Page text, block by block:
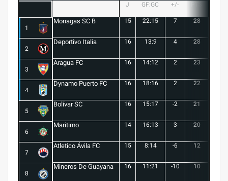
J GF:GC +/-
1
Monagas SC B 15 22:15 7 28
2
Deportivo Italia 16 13:9 4 28
3
Aragua FC 16 14:12 2 23
4
Dynamo Puerto FC 16 18:16 2 22
5
Bolívar SC 16 15:17 -2 21
6
Maritimo 14 16:13 3 20
7
Atletico Ávila FC 15 8:14 -6 12
8
Mineros De Guayana 16 11:21 -10 10